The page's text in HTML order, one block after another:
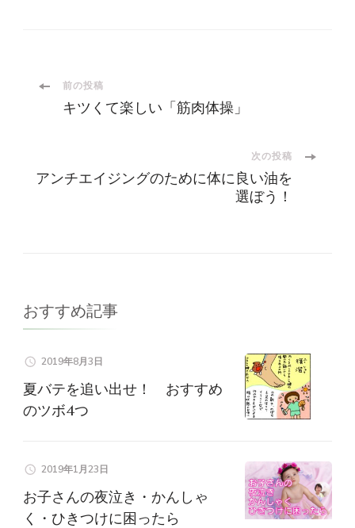
投
ナ
ー
シ
ョ
ン
前の投稿
キツくて楽しい「筋肉体操」
次の投稿
アンチエイジングのために体に良い油を
選ぼう！
おすすめ記事
2019年8月3日
夏バテを追い出せ！ おすすめ
のツボ4つ
2019年1月23日
お子さんの夜泣き・かんしゃ
く・ひきつけに困ったら